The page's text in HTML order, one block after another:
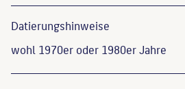
Datierungs­hinweise
wohl 1970er oder 1980er Jahre